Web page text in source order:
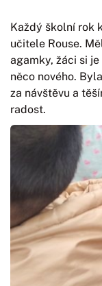
Každý školní rok
učitele Rouse.
agamky, žáci si
něco nového.
za návštěvu a
radost.